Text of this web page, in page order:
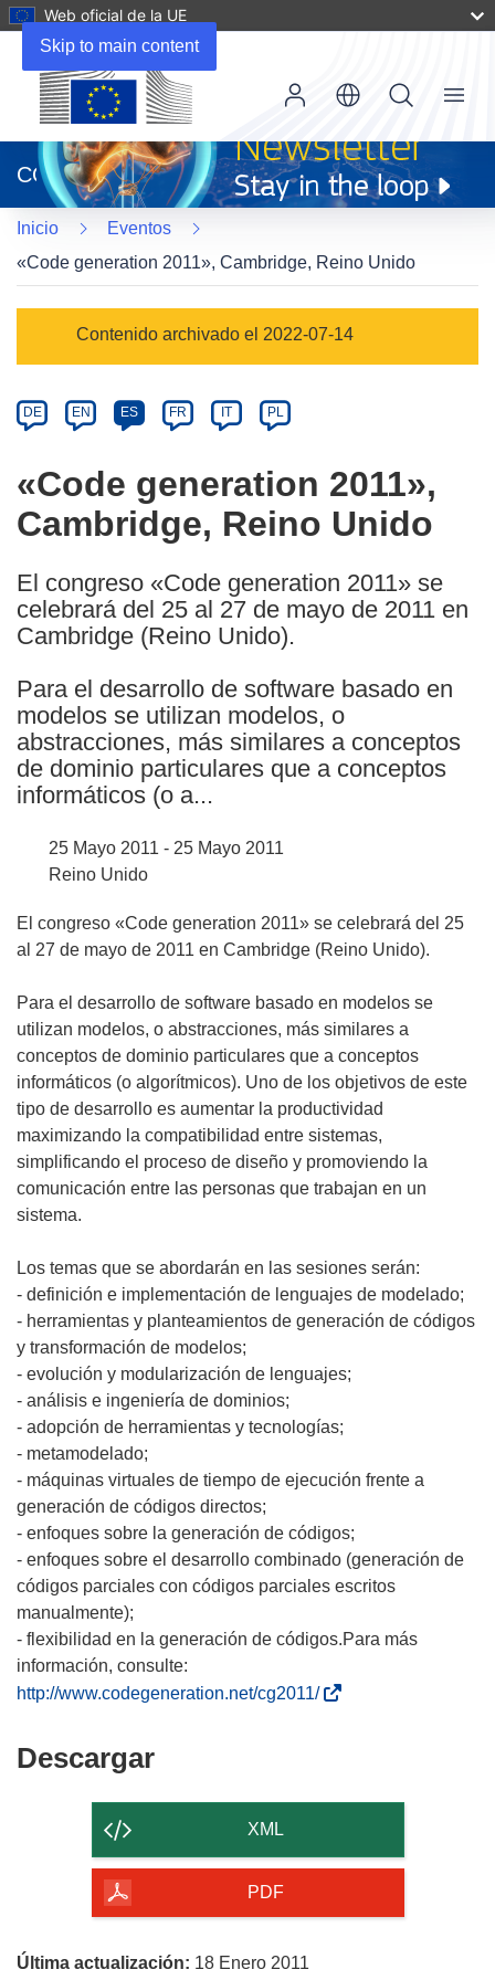
Skip to main content
Web oficial de la UE
abrirá
en
una
nueva
ventana)
CORDIS
Menu
Inicio
Eventos
«Code generation 2011», Cambridge, Reino Unido
category
Contenido archivado el 2022-07-14
Article
available
the
following
languages:
DE EN ES FR IT PL
«Code generation 2011»,
Cambridge, Reino Unido
El congreso «Code generation 2011» se
celebrará del 25 al 27 de mayo de 2011 en
Cambridge (Reino Unido).
Para el desarrollo de software basado en
modelos se utilizan modelos, o
abstracciones, más similares a conceptos
de dominio particulares que a conceptos
informáticos (o a...
25 Mayo 2011 - 25 Mayo 2011
Reino Unido
El congreso «Code generation 2011» se celebrará del 25
al 27 de mayo de 2011 en Cambridge (Reino Unido).
Para el desarrollo de software basado en modelos se
utilizan modelos, o abstracciones, más similares a
conceptos de dominio particulares que a conceptos
informáticos (o algorítmicos). Uno de los objetivos de este
tipo de desarrollo es aumentar la productividad
maximizando la compatibilidad entre sistemas,
simplificando el proceso de diseño y promoviendo la
comunicación entre las personas que trabajan en un
sistema.
Los temas que se abordarán en las sesiones serán:
- definición e implementación de lenguajes de modelado;
- herramientas y planteamientos de generación de códigos
y transformación de modelos;
- evolución y modularización de lenguajes;
- análisis e ingeniería de dominios;
- adopción de herramientas y tecnologías;
- metamodelado;
- máquinas virtuales de tiempo de ejecución frente a
generación de códigos directos;
- enfoques sobre la generación de códigos;
- enfoques sobre el desarrollo combinado (generación de
códigos parciales con códigos parciales escritos
manualmente);
- flexibilidad en la generación de códigos.Para más
información, consulte:
http://www.codegeneration.net/cg2011/(
DescargarDescargar
contenido
de
página
XML
PDF
Última actualización: 18 Enero 2011